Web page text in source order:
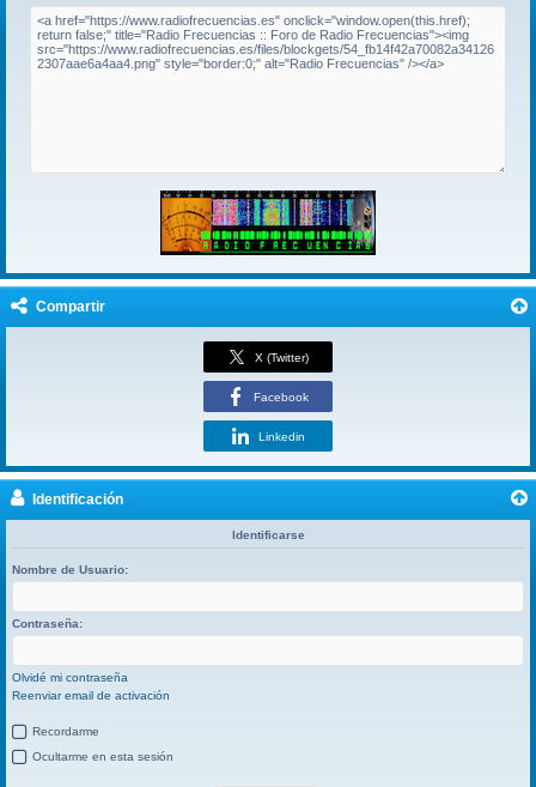
Compartir
X (Twitter)
Facebook
Linkedin
Identificación
Identificarse
Nombre de Usuario:
Contraseña:
Olvidé mi contraseña
Reenviar email de activación
Recordarme
Ocultarme en esta sesión